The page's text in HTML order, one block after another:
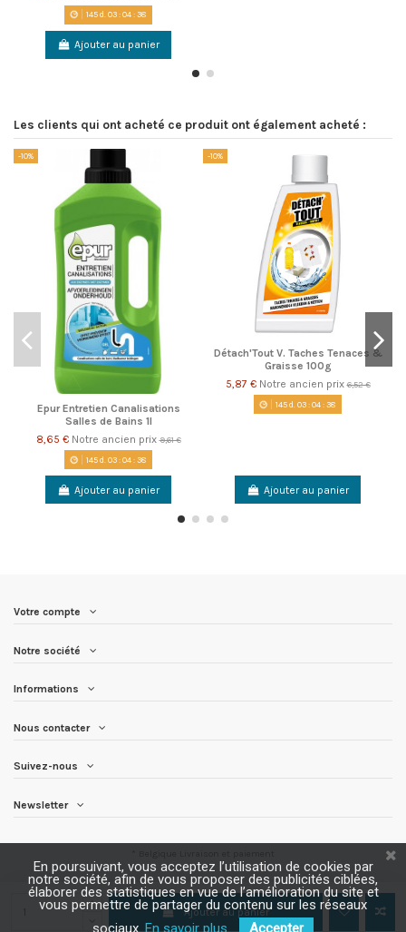
Ajouter au panier
145d.03:04:38
Ajouter au panier
Les clients qui ont acheté ce produit ont également acheté :
-10%
Epur Entretien Canalisations
Salles de Bains 1l
8,65 € Notre ancien prix9,61 €
145d. 03:04:38
Ajouter au panier
-10%
Détach'Tout V. Taches Tenaces &
Graisse 100g
5,87 € Notre ancien prix6,52 €
145d. 03:04:38
Ajouter au panier
Votre compte
Notre société
Informations
Nous contacter
Suivez-nous
Newsletter
En poursuivant, vous acceptez l’utilisation de cookies par
notre société, afin de vous proposer des publicités ciblées,
élaborer des statistiques en vue de l’amélioration du site et
vous permettre de partager du contenu sur les réseaux
sociaux.En savoir plus. Accepter